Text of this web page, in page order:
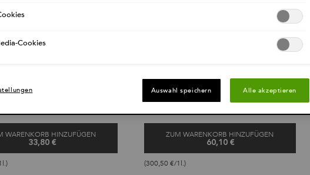
WARENKORB HINZUFÜGEN
33,80 €
ZUM WARENKORB HINZUFÜGEN
60,10 €
(300,50 €/1l.)
Cookies
Auswahl speichern Alle akzeptieren